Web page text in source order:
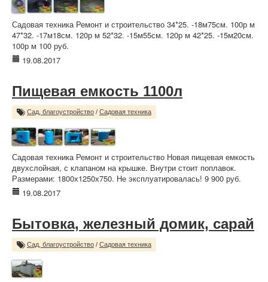
Садовая техника Ремонт и строительство 34*25. -18м75см. 100р м
47*32. -17м18см. 120р м 52*32. -15м55см. 120р м 42*25. -15м20см.
100р м 100 руб.
19.08.2017
Пищевая емкость 1100л
Сад, благоустройство / Садовая техника
Садовая техника Ремонт и строительство Новая пищевая емкость
двухслойная, с клапаном на крышке. Внутри стоит поплавок.
Размерами: 1800х1250х750. Не эксплуатировалась! 9 900 руб.
19.08.2017
Бытовка, железный домик, сарай
Сад, благоустройство / Садовая техника